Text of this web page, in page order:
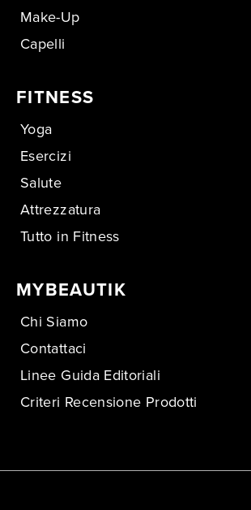
Make-Up
Capelli
FITNESS
Yoga
Esercizi
Salute
Attrezzatura
Tutto in Fitness
MYBEAUTIK
Chi Siamo
Contattaci
Linee Guida Editoriali
Criteri Recensione Prodotti